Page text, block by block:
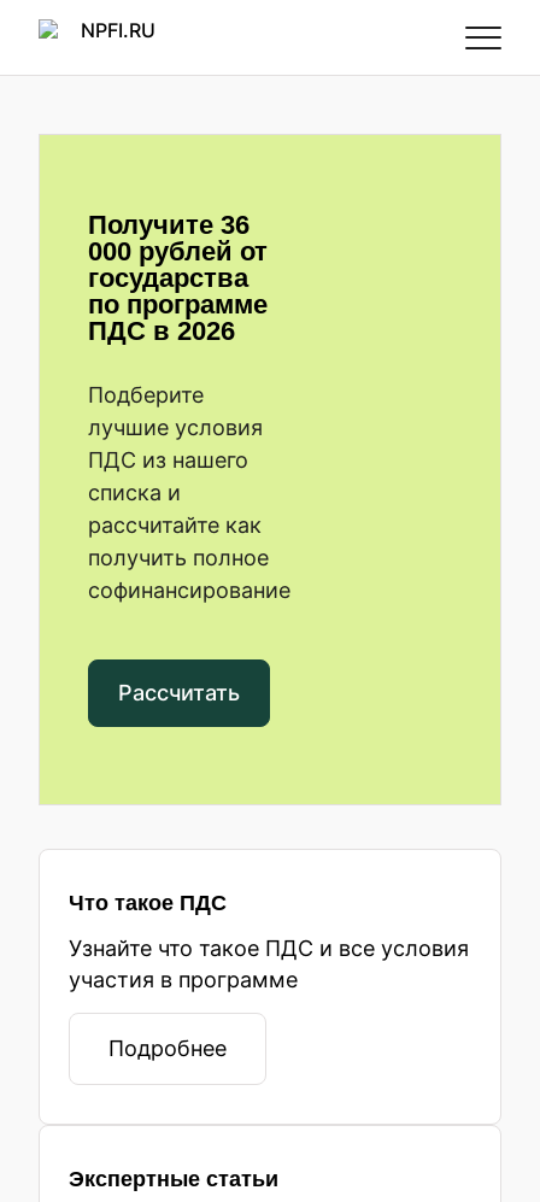
Получите 36
000 рублей от
государства
по программе
ПДС в 2026
Подберите
лучшие условия
ПДС из нашего
списка и
рассчитайте как
получить полное
софинансирование
Рассчитать
Что такое ПДС
Узнайте что такое ПДС и все условия
участия в программе
Подробнее
Экспертные статьи